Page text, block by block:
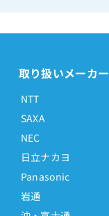
取り扱いメーカー
NTT
SAXA
NEC
日立ナカヨ
Panasonic
岩通